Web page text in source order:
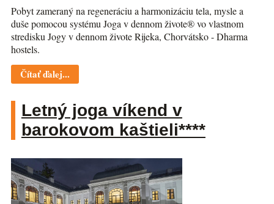
Pobyt zameraný na regeneráciu a harmonizáciu tela, mysle a
duše pomocou systému Joga v dennom živote® vo vlastnom
stredisku Jogy v dennom živote Rijeka, Chorvátsko - Dharma
hostels.
Čítať ďalej...
Letný joga víkend v
barokovom kaštieli****